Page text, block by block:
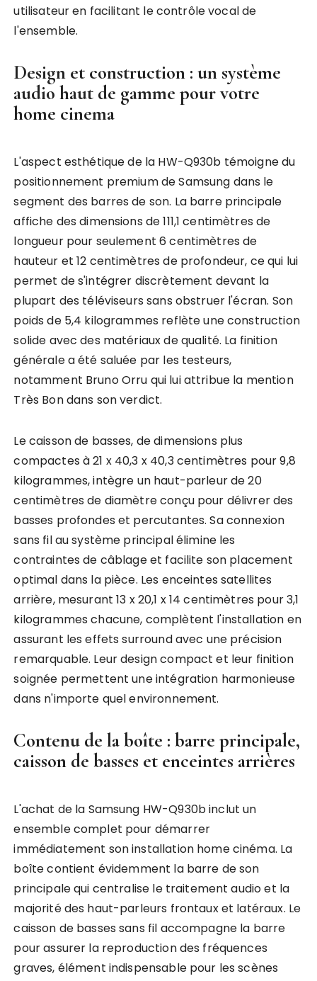
utilisateur en facilitant le contrôle vocal de
l'ensemble.
Design et construction : un système
audio haut de gamme pour votre
home cinema
L'aspect esthétique de la HW-Q930b témoigne du
positionnement premium de Samsung dans le
segment des barres de son. La barre principale
affiche des dimensions de 111,1 centimètres de
longueur pour seulement 6 centimètres de
hauteur et 12 centimètres de profondeur, ce qui lui
permet de s'intégrer discrètement devant la
plupart des téléviseurs sans obstruer l'écran. Son
poids de 5,4 kilogrammes reflète une construction
solide avec des matériaux de qualité. La finition
générale a été saluée par les testeurs,
notamment Bruno Orru qui lui attribue la mention
Très Bon dans son verdict.
Le caisson de basses, de dimensions plus
compactes à 21 x 40,3 x 40,3 centimètres pour 9,8
kilogrammes, intègre un haut-parleur de 20
centimètres de diamètre conçu pour délivrer des
basses profondes et percutantes. Sa connexion
sans fil au système principal élimine les
contraintes de câblage et facilite son placement
optimal dans la pièce. Les enceintes satellites
arrière, mesurant 13 x 20,1 x 14 centimètres pour 3,1
kilogrammes chacune, complètent l'installation en
assurant les effets surround avec une précision
remarquable. Leur design compact et leur finition
soignée permettent une intégration harmonieuse
dans n'importe quel environnement.
Contenu de la boîte : barre principale,
caisson de basses et enceintes arrières
L'achat de la Samsung HW-Q930b inclut un
ensemble complet pour démarrer
immédiatement son installation home cinéma. La
boîte contient évidemment la barre de son
principale qui centralise le traitement audio et la
majorité des haut-parleurs frontaux et latéraux. Le
caisson de basses sans fil accompagne la barre
pour assurer la reproduction des fréquences
graves, élément indispensable pour les scènes